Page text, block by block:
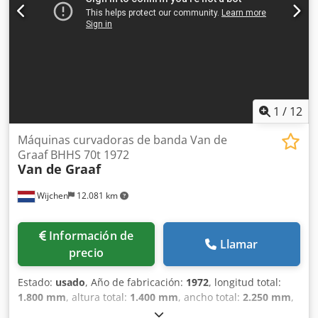
1350 h Peso kg 950
1 / 12
Wijchen 12.081 km
Máquinas curvadoras de banda Van de
Graaf BHHS 70t 1972
Van de Graaf
Información de
precio
Llamar
Estado: usado, Año de fabricación: 1972, longitud total:
1.800 mm, altura total: 1.400 mm, ancho total: 2.250 mm,
Color: Verde Peso en vacío: 2000 kg Precio: Consultar